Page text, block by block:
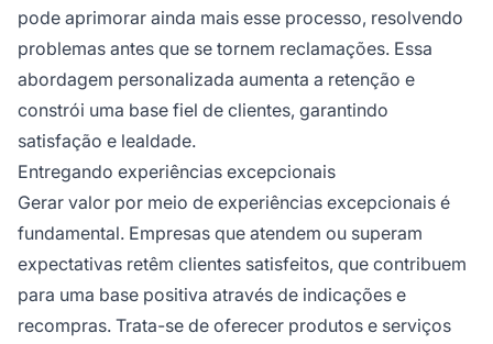
pode aprimorar ainda mais esse processo, resolvendo
problemas antes que se tornem reclamações. Essa
abordagem personalizada aumenta a retenção e
constrói uma base fiel de clientes, garantindo
satisfação e lealdade.
Entregando experiências excepcionais
Gerar valor por meio de experiências excepcionais é
fundamental. Empresas que atendem ou superam
expectativas retêm clientes satisfeitos, que contribuem
para uma base positiva através de indicações e
recompras. Trata-se de oferecer produtos e serviços